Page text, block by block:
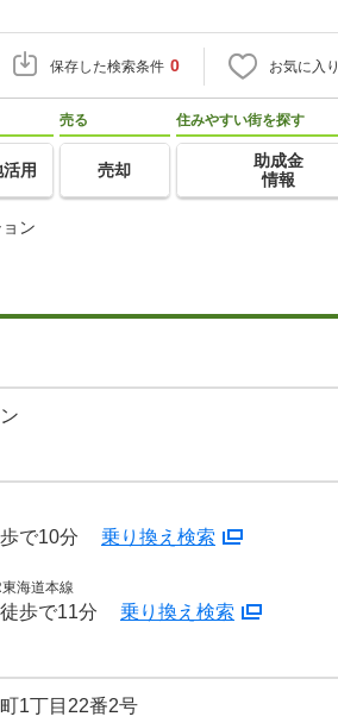
保存した検索条件 0 お気に入り
用
売る
売却
住みやすい街を探す
助成金
情報
ン
で10分 乗り換え検索
海道本線
歩で11分 乗り換え検索
1丁目22番2号